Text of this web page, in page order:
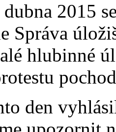
2015
Správa
hlubinné
den